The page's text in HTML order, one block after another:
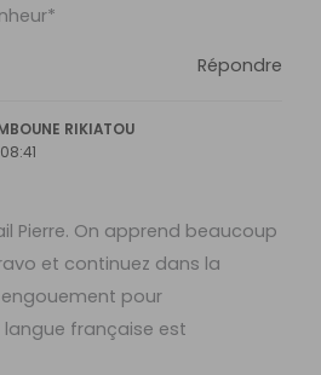
Répondre
RIKIATOU
Pierre. On apprend beaucoup
et continuez dans la
pour
langue française est